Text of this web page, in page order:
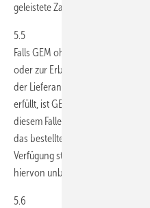
geleistete Zahlungen werden
5.5
Falls GEM ohne eigenes
oder zur Erbringung der
der Lieferant von GEM seine
erfüllt, ist GEM dem Besteller
diesem Falle wird der Besteller
das bestellte Produkt
Verfügung steht. Die gesetzlichen
hiervon unberührt.
5.6